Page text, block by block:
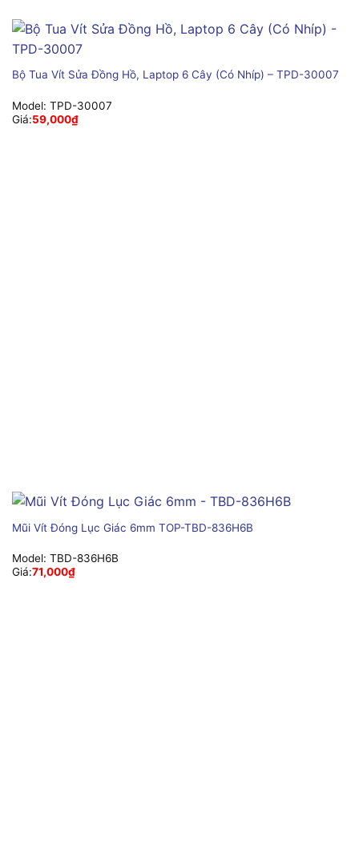
Bộ Tua Vít Sửa Đồng Hồ, Laptop 6 Cây (Có Nhíp) – TPD-30007
Model: TPD-30007
Giá:59,000₫
Mũi Vít Đóng Lục Giác 6mm TOP-TBD-836H6B
Model: TBD-836H6B
Giá:71,000₫